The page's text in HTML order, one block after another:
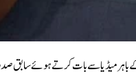
باہر میڈیا سے بات کرتے ہوئے